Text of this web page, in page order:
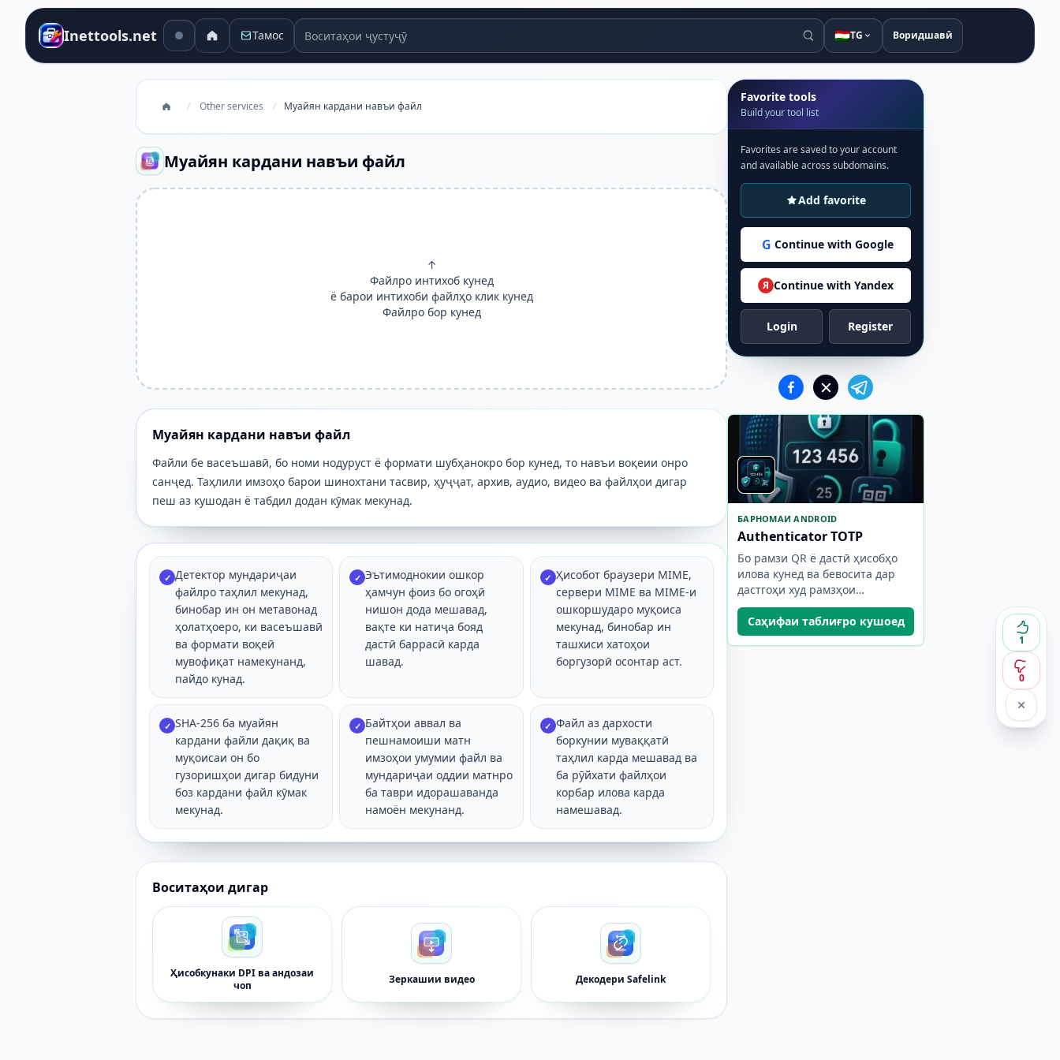
Inettools.net Тамос Воситаҳои ҷустуҷӯ 🇹🇯TG Воридшавӣ
/ Other services / Муайян кардани навъи файл
Муайян кардани навъи файл
1
0
↑
Файлро интихоб кунед
ё барои интихоби файлҳо клик кунед
Файлро бор кунед
Муайян кардани навъи файл
Файли бе васеъшавӣ, бо номи нодуруст ё формати шубҳанокро бор кунед, то навъи воқеии онро
санҷед. Таҳлили имзоҳо барои шинохтани тасвир, ҳуҷҷат, архив, аудио, видео ва файлҳои дигар
пеш аз кушодан ё табдил додан кӯмак мекунад.
✓ Детектор мундариҷаи
файлро таҳлил мекунад,
бинобар ин он метавонад
ҳолатҳоеро, ки васеъшавӣ
ва формати воқеӣ
мувофиқат намекунанд,
пайдо кунад.
✓ Эътимоднокии ошкор
ҳамчун фоиз бо огоҳӣ
нишон дода мешавад,
вақте ки натиҷа бояд
дастӣ баррасӣ карда
шавад.
✓ Ҳисобот браузери MIME,
сервери MIME ва MIME-и
ошкоршударо муқоиса
мекунад, бинобар ин
ташхиси хатоҳои
боргузорӣ осонтар аст.
✓ SHA-256 ба муайян
кардани файли дақиқ ва
муқоисаи он бо
гузоришҳои дигар бидуни
боз кардани файл кӯмак
мекунад.
✓ Байтҳои аввал ва
пешнамоиши матн
имзоҳои умумии файл ва
мундариҷаи оддии матнро
ба таври идорашаванда
намоён мекунанд.
✓ Файл аз дархости
боркунии муваққатӣ
таҳлил карда мешавад ва
ба рӯйхати файлҳои
корбар илова карда
намешавад.
Воситаҳои дигар
Ҳисобкунаки DPI ва андозаи
чоп
Зеркашии видео Декодери Safelink
Favorite tools
Build your tool list
Favorites are saved to your account
and available across subdomains.
Add favorite
G Continue with Google
Я Continue with Yandex
Login Register
БАРНОМАИ ANDROID
Authenticator TOTP
Бо рамзи QR ё дастӣ ҳисобҳо
илова кунед ва бевосита дар
дастгоҳи худ рамзҳои
якдафъаинаи TOTP эҷод кунед.
Саҳифаи таблиғро кушоед